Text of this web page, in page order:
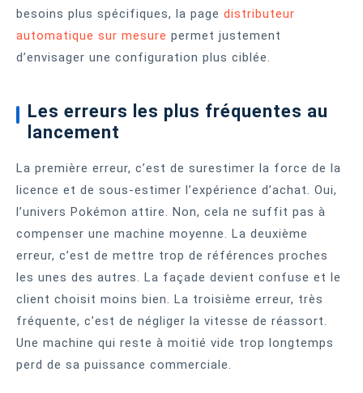
besoins plus spécifiques, la page distributeur
automatique sur mesure permet justement
d’envisager une configuration plus ciblée.
Les erreurs les plus fréquentes au
lancement
La première erreur, c’est de surestimer la force de la
licence et de sous-estimer l’expérience d’achat. Oui,
l’univers Pokémon attire. Non, cela ne suffit pas à
compenser une machine moyenne. La deuxième
erreur, c’est de mettre trop de références proches
les unes des autres. La façade devient confuse et le
client choisit moins bien. La troisième erreur, très
fréquente, c’est de négliger la vitesse de réassort.
Une machine qui reste à moitié vide trop longtemps
perd de sa puissance commerciale.